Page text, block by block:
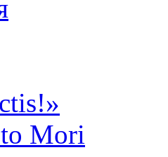
Mori